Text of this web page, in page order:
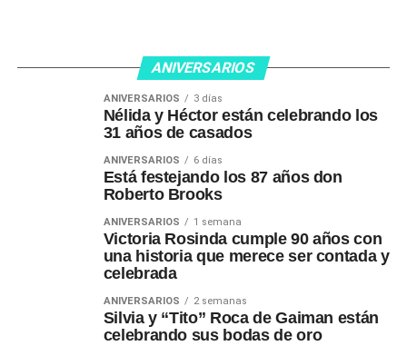
ANIVERSARIOS
ANIVERSARIOS 3 días
Nélida y Héctor están celebrando los
31 años de casados
ANIVERSARIOS 6 días
Está festejando los 87 años don
Roberto Brooks
ANIVERSARIOS 1 semana
Victoria Rosinda cumple 90 años con
una historia que merece ser contada y
celebrada
ANIVERSARIOS 2 semanas
Silvia y “Tito” Roca de Gaiman están
celebrando sus bodas de oro